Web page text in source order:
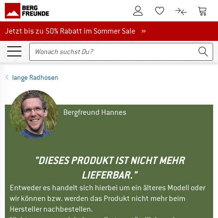
Zum KundenkontoZum Merkzettel.
Zum Zum
Jetzt bis zu 50% Rabatt im Sommer Sale
Jetzt bis zu 50% Rabatt im Sommer Sale »
lange Radhosen
Bergfreund Hannes
"DIESES PRODUKT IST NICHT MEHR
LIEFERBAR."
Entweder es handelt sich hierbei um ein älteres Modell oder
wir können bzw. werden das Produkt nicht mehr beim
Hersteller nachbestellen.